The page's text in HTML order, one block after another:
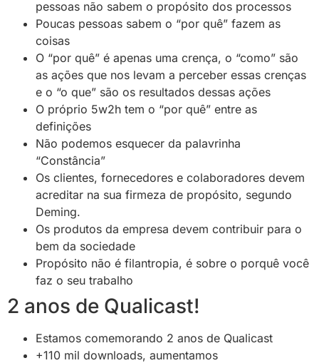
pessoas não sabem o propósito dos processos
Poucas pessoas sabem o “por quê” fazem as
coisas
O “por quê” é apenas uma crença, o “como” são
as ações que nos levam a perceber essas crenças
e o “o que” são os resultados dessas ações
O próprio 5w2h tem o “por quê” entre as
definições
Não podemos esquecer da palavrinha
“Constância”
Os clientes, fornecedores e colaboradores devem
acreditar na sua firmeza de propósito, segundo
Deming.
Os produtos da empresa devem contribuir para o
bem da sociedade
Propósito não é filantropia, é sobre o porquê você
faz o seu trabalho
2 anos de Qualicast!
Estamos comemorando 2 anos de Qualicast
+110 mil downloads, aumentamos